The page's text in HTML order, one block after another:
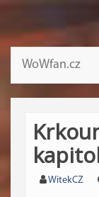
WoWfan.cz
WitekCZ